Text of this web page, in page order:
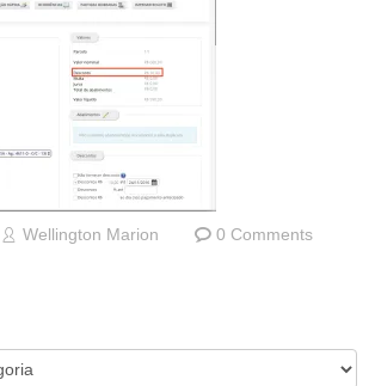
Wellington Marion 0 Comments